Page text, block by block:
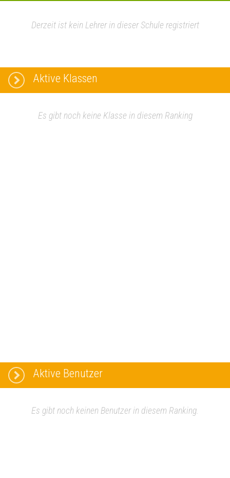
Derzeit ist kein Lehrer in dieser Schule registriert
Aktive Klassen
Es gibt noch keine Klasse in diesem Ranking
Aktive Benutzer
Es gibt noch keinen Benutzer in diesem Ranking.